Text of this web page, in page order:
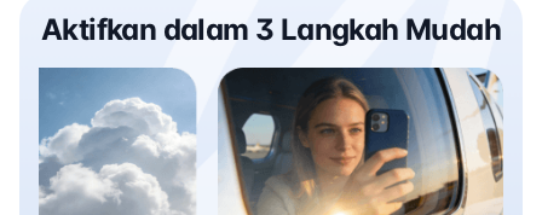
Aktifkan dalam 3 Langkah Mudah